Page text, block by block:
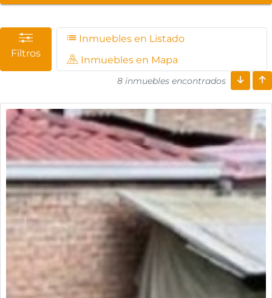
Filtros
Inmuebles en Listado
Inmuebles en Mapa
8 inmuebles encontrados